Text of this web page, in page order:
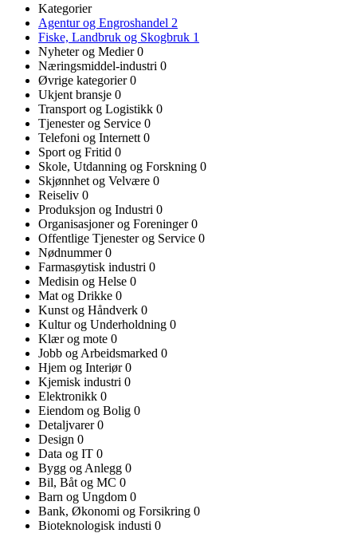
Kategorier
Agentur og Engroshandel 2
Fiske, Landbruk og Skogbruk 1
Nyheter og Medier0
Næringsmiddel-industri 0
Øvrige kategorier0
Ukjent bransje 0
Transport og Logistikk 0
Tjenester og Service 0
Telefoni og Internett 0
Sport og Fritid 0
Skole, Utdanning og Forskning 0
Skjønnhet og Velvære 0
Reiseliv 0
Produksjon og Industri 0
Organisasjoner og Foreninger0
Offentlige Tjenester og Service 0
Nødnummer0
Farmasøytisk industri 0
Medisin og Helse 0
Mat og Drikke 0
Kunst og Håndverk 0
Kultur og Underholdning 0
Klær og mote 0
Jobb og Arbeidsmarked 0
Hjem og Interiør0
Kjemisk industri 0
Elektronikk 0
Eiendom og Bolig 0
Detaljvarer0
Design 0
Data og IT 0
Bygg og Anlegg 0
Bil, Båt og MC 0
Barn og Ungdom 0
Bank, Økonomi og Forsikring 0
Bioteknologisk industi 0